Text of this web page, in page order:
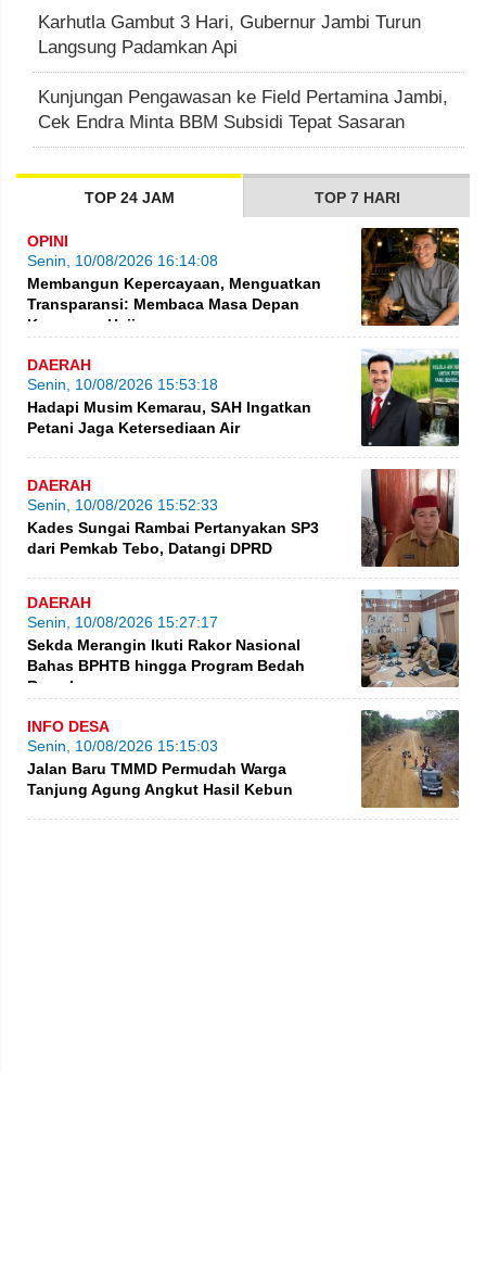
Karhutla Gambut 3 Hari, Gubernur Jambi Turun
Langsung Padamkan Api
Kunjungan Pengawasan ke Field Pertamina Jambi,
Cek Endra Minta BBM Subsidi Tepat Sasaran
TOP 24 JAM TOP 7 HARI
OPINI
Senin, 10/08/2026 16:14:08
Membangun Kepercayaan, Menguatkan
Transparansi: Membaca Masa Depan
Keuangan Haji
DAERAH
Senin, 10/08/2026 15:53:18
Hadapi Musim Kemarau, SAH Ingatkan
Petani Jaga Ketersediaan Air
DAERAH
Senin, 10/08/2026 15:52:33
Kades Sungai Rambai Pertanyakan SP3
dari Pemkab Tebo, Datangi DPRD
DAERAH
Senin, 10/08/2026 15:27:17
Sekda Merangin Ikuti Rakor Nasional
Bahas BPHTB hingga Program Bedah
Rumah
INFO DESA
Senin, 10/08/2026 15:15:03
Jalan Baru TMMD Permudah Warga
Tanjung Agung Angkut Hasil Kebun